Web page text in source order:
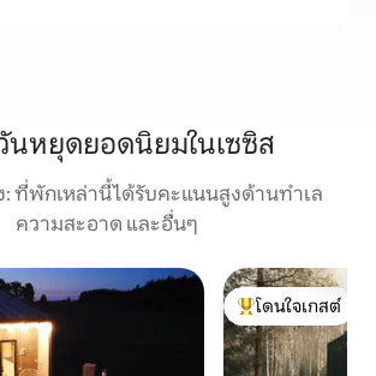
หยุดยอดนิยมในเซซิส
: ที่พักเหล่านี้ได้รับคะแนนสูงด้านทำเล
ความสะอาด และอื่นๆ
โดนใจเกสต์ที่สุด
โดนใจเกสต์